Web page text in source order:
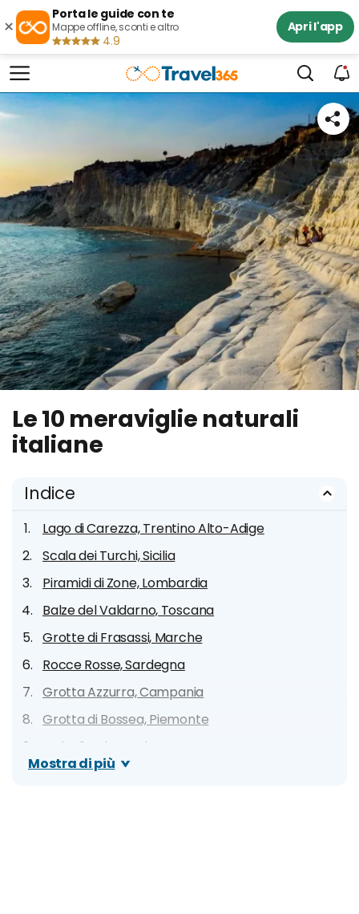
×
Porta le guide con te
Mappe offline, sconti e altro
4.9
Apri l'app
Le 10 meraviglie naturali
italiane
Indice
Lago di Carezza, Trentino Alto-Adige
Scala dei Turchi, Sicilia
Piramidi di Zone, Lombardia
Balze del Valdarno, Toscana
Grotte di Frasassi, Marche
Rocce Rosse, Sardegna
Grotta Azzurra, Campania
Grotta di Bossea, Piemonte
Gole di Celano, Abruzzo
Fumarole di Sasso Pisano, Toscana
Mostra di più